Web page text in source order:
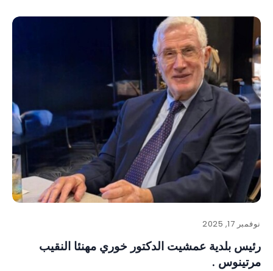
نوفمبر 17, 2025
رئيس بلدية عمشيت الدكتور خوري مهنئا النقيب
مرتينوس .